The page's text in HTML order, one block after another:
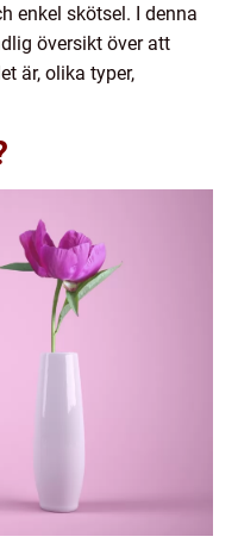
enkel skötsel. I denna
översikt över att
är, olika typer,